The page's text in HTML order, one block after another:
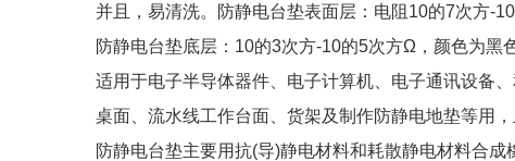
并且，易清洗。防静电台垫表面层：电阻10的7次方-
防静电台垫底层：10的3次方-10的5次方Ω，颜色为黑
适用于电子半导体器件、电子计算机、电子通讯设备
桌面、流水线工作台面、货架及制作防静电地垫等用
防静电台垫主要用抗(导)静电材料和耗散静电材料合